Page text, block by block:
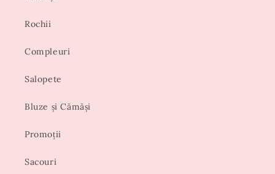
Rochii
Compleuri
Salopete
Bluze și Cămăși
Promoții
Sacouri